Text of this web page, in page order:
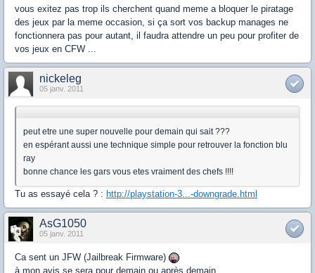
vous exitez pas trop ils cherchent quand meme a bloquer le piratage
des jeux par la meme occasion, si ça sort vos backup manages ne
fonctionnera pas pour autant, il faudra attendre un peu pour profiter de
vos jeux en CFW ...
nickeleg
05 janv. 2011
peut etre une super nouvelle pour demain qui sait ???
en espérant aussi une technique simple pour retrouver la fonction blu
ray
bonne chance les gars vous etes vraiment des chefs !!!!
Tu as essayé cela ? : http://playstation-3...-downgrade.html
AsG1050
05 janv. 2011
Ca sent un JFW (Jailbreak Firmware)
à mon avis se sera pour demain ou après demain